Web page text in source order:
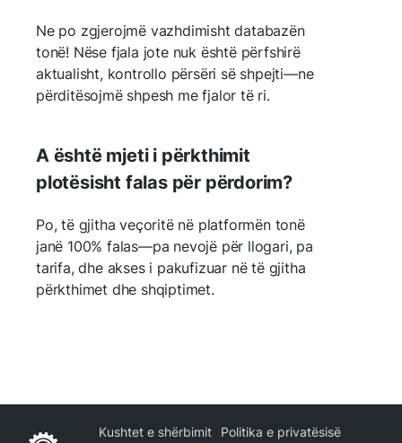
Ne po zgjerojmë vazhdimisht databazën
tonë! Nëse fjala jote nuk është përfshirë
aktualisht, kontrollo përsëri së shpejti—ne
përditësojmë shpesh me fjalor të ri.
A është mjeti i përkthimit
plotësisht falas për përdorim?
Po, të gjitha veçoritë në platformën tonë
janë 100% falas—pa nevojë për llogari, pa
tarifa, dhe akses i pakufizuar në të gjitha
përkthimet dhe shqiptimet.
Kushtet e shërbimit Politika e privatësisë